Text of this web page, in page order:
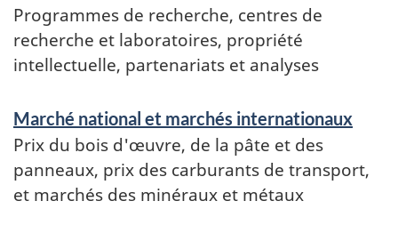
Programmes de recherche, centres de
recherche et laboratoires, propriété
intellectuelle, partenariats et analyses
Marché national et marchés internationaux
Prix du bois d'œuvre, de la pâte et des
panneaux, prix des carburants de transport,
et marchés des minéraux et métaux